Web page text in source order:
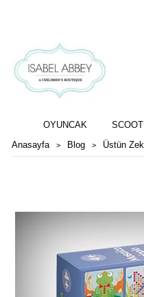
OYUNCAK
Anasayfa
Blog Üstün